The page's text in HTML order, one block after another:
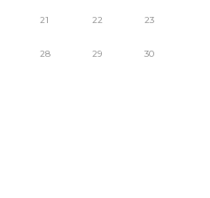
21 22 23
28 29 30